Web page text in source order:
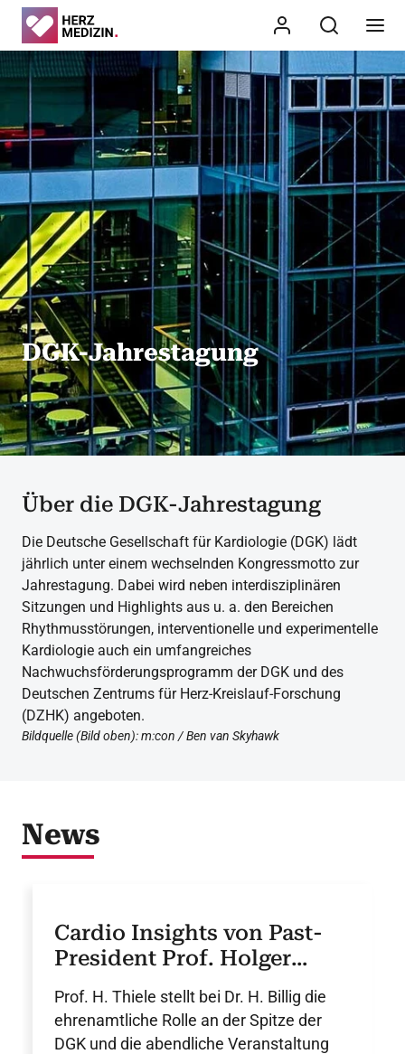
DGK-Jahrestagung
Über die DGK-Jahrestagung
Die Deutsche Gesellschaft für Kardiologie (DGK) lädt
jährlich unter einem wechselnden Kongressmotto zur
Jahrestagung. Dabei wird neben interdisziplinären
Sitzungen und Highlights aus u. a. den Bereichen
Rhythmusstörungen, interventionelle und experimentelle
Kardiologie auch ein umfangreiches
Nachwuchsförderungsprogramm der DGK und des
Deutschen Zentrums für Herz-Kreislauf-Forschung
(DZHK) angeboten.
Bildquelle (Bild oben): m:con / Ben van Skyhawk
News
Cardio Insights von Past-
President Prof. Holger
Thiele
Prof. H. Thiele stellt bei Dr. H. Billig die
ehrenamtliche Rolle an der Spitze der
DGK und die abendliche Veranstaltung